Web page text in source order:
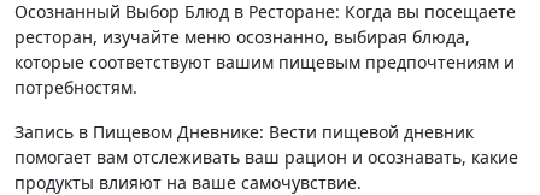
Осознанный Выбор Блюд в Ресторане: Когда вы посещаете
ресторан, изучайте меню осознанно, выбирая блюда,
которые соответствуют вашим пищевым предпочтениям и
потребностям.
Запись в Пищевом Дневнике: Вести пищевой дневник
помогает вам отслеживать ваш рацион и осознавать, какие
продукты влияют на ваше самочувствие.